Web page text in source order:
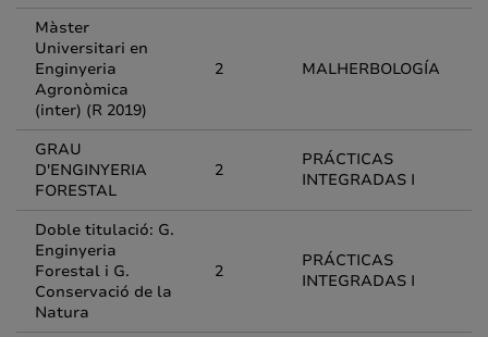
Màster
Universitari en
Enginyeria
Agronòmica
(inter) (R 2019)
2 MALHERBOLOGÍA
GRAU
D'ENGINYERIA
FORESTAL
2
PRÁCTICAS
INTEGRADAS I
Doble titulació: G.
Enginyeria
Forestal i G.
Conservació de la
Natura
2
PRÁCTICAS
INTEGRADAS I